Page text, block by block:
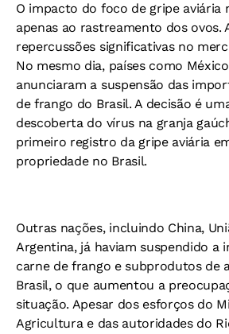
O impacto do foco de gripe aviária
apenas ao rastreamento dos ovos.
repercussões significativas no
No mesmo dia, países como
anunciaram a suspensão das
de frango do Brasil. A decisão é
descoberta do vírus na granja
primeiro registro da gripe aviária
propriedade no Brasil.
Outras nações, incluindo China,
Argentina, já haviam suspendido a
carne de frango e subprodutos de
Brasil, o que aumentou a
situação. Apesar dos esforços do
Agricultura e das autoridades do